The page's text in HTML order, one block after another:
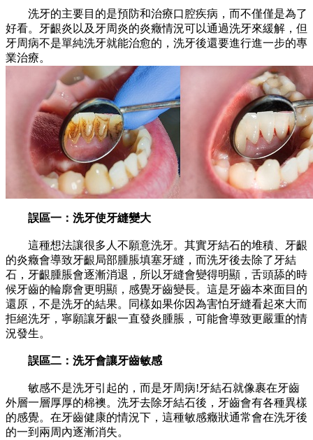
洗牙的主要目的是預防和治療口腔疾病，而不僅僅是為了
好看。牙齦炎以及牙周炎的炎癥情況可以通過洗牙來緩解，但
牙周病不是單純洗牙就能治愈的，洗牙後還要進行進一步的專
業治療。
誤區一：洗牙使牙縫變大
這種想法讓很多人不願意洗牙。其實牙結石的堆積、牙齦
的炎癥會導致牙齦局部腫脹填塞牙縫，而洗牙後去除了牙結
石，牙齦腫脹會逐漸消退，所以牙縫會變得明顯，舌頭舔的時
候牙齒的輪廓會更明顯，感覺牙齒變長。這是牙齒本來面目的
還原，不是洗牙的結果。同樣如果你因為害怕牙縫看起來大而
拒絕洗牙，寧願讓牙齦一直發炎腫脹，可能會導致更嚴重的情
況發生。
誤區二：洗牙會讓牙齒敏感
敏感不是洗牙引起的，而是牙周病!牙結石就像裹在牙齒
外層一層厚厚的棉襖。洗牙去除牙結石後，牙齒會有各種異樣
的感覺。在牙齒健康的情況下，這種敏感癥狀通常會在洗牙後
的一到兩周內逐漸消失。